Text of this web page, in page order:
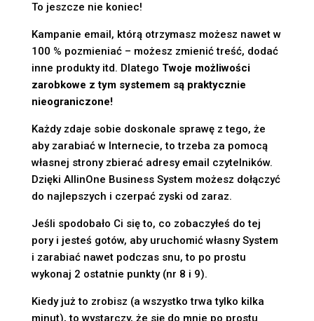
To jeszcze nie koniec!
Kampanie email, którą otrzymasz możesz nawet w
100 % pozmieniać – możesz zmienić treść, dodać
inne produkty itd. Dlatego Twoje możliwości
zarobkowe z tym systemem są praktycznie
nieograniczone!
Każdy zdaje sobie doskonale sprawę z tego, że
aby zarabiać w Internecie, to trzeba za pomocą
własnej strony zbierać adresy email czytelników.
Dzięki AllinOne Business System możesz dołączyć
do najlepszych i czerpać zyski od zaraz.
Jeśli spodobało Ci się to, co zobaczyłeś do tej
pory i jesteś gotów, aby uruchomić własny System
i zarabiać nawet podczas snu, to po prostu
wykonaj 2 ostatnie punkty (nr 8 i 9).
Kiedy już to zrobisz (a wszystko trwa tylko kilka
minut), to wystarczy, że się do mnie po prostu